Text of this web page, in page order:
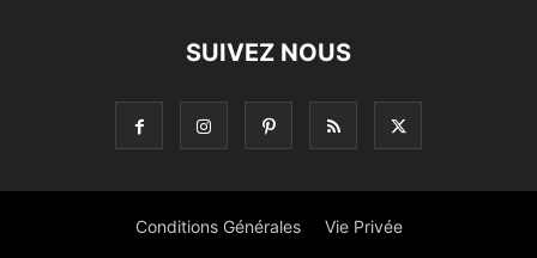
SUIVEZ NOUS
Conditions Générales Vie Privée